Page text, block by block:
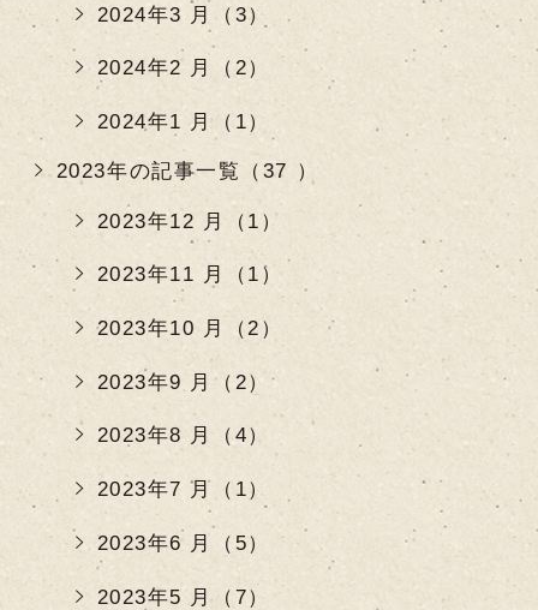
2024年3 月（3）
2024年2 月（2）
2024年1 月（1）
2023年の記事一覧（37 ）
2023年12 月（1）
2023年11 月（1）
2023年10 月（2）
2023年9 月（2）
2023年8 月（4）
2023年7 月（1）
2023年6 月（5）
2023年5 月（7）